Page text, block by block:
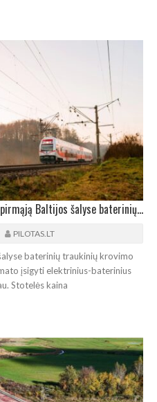
VEŠ TVARIAU: „LTG Infra“ įrengs pirmąją Baltijos šalyse baterinių traukinių krovimo stotelę
PILOTAS.LT
baterinių traukinių krovimo
įsigyti elektrinius-baterinius
Stotelės kaina